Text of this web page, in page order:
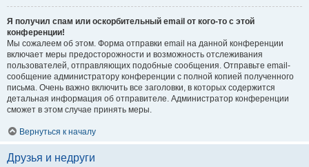
Я получил спам или оскорбительный email от кого-то с этой
конференции!
Мы сожалеем об этом. Форма отправки email на данной конференции
включает меры предосторожности и возможность отслеживания
пользователей, отправляющих подобные сообщения. Отправьте email-
сообщение администратору конференции с полной копией полученного
письма. Очень важно включить все заголовки, в которых содержится
детальная информация об отправителе. Администратор конференции
сможет в этом случае принять меры.
Вернуться к началу
Друзья и недруги